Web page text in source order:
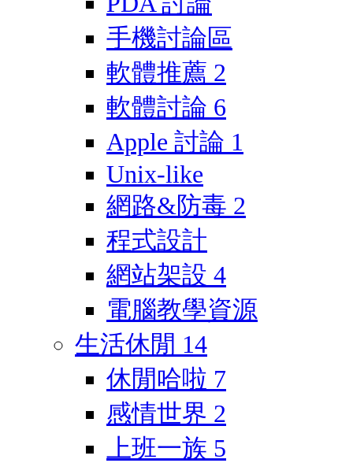
手機討論區
軟體推薦 2
軟體討論 6
Apple 討論 1
Unix-like
網路&防毒 2
程式設計
網站架設 4
電腦教學資源
生活休閒 14
休閒哈啦 7
感情世界 2
上班一族 5